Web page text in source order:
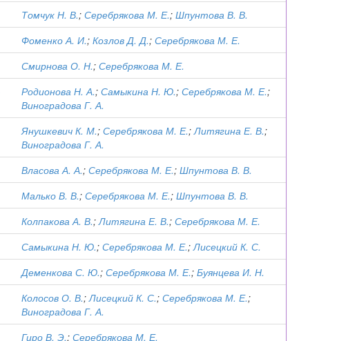
Томчук Н. В.; Серебрякова М. Е.; Шпунтова В. В.
Фоменко А. И.; Козлов Д. Д.; Серебрякова М. Е.
Смирнова О. Н.; Серебрякова М. Е.
Родионова Н. А.; Самыкина Н. Ю.; Серебрякова М. Е.;
Виноградова Г. А.
Янушкевич К. М.; Серебрякова М. Е.;Литягина Е. В.;
Виноградова Г. А.
Власова А. А.; Серебрякова М. Е.; Шпунтова В. В.
Малько В. В.; Серебрякова М. Е.; Шпунтова В. В.
Колпакова А. В.;Литягина Е. В.; Серебрякова М. Е.
Самыкина Н. Ю.; Серебрякова М. Е.;Лисецкий К. С.
Деменкова С. Ю.; Серебрякова М. Е.; Буянцева И. Н.
Колосов О. В.;Лисецкий К. С.; Серебрякова М. Е.;
Виноградова Г. А.
Гиро В. Э.; Серебрякова М. Е.